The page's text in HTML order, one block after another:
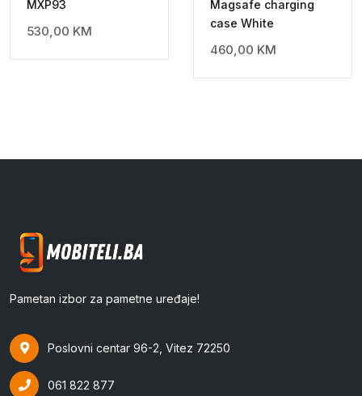
MXP93
530,00 KM
Magsafe charging
case White
460,00 KM
Pametan izbor za pametne uređaje!
Poslovni centar 96-2, Vitez 72250
061 822 877